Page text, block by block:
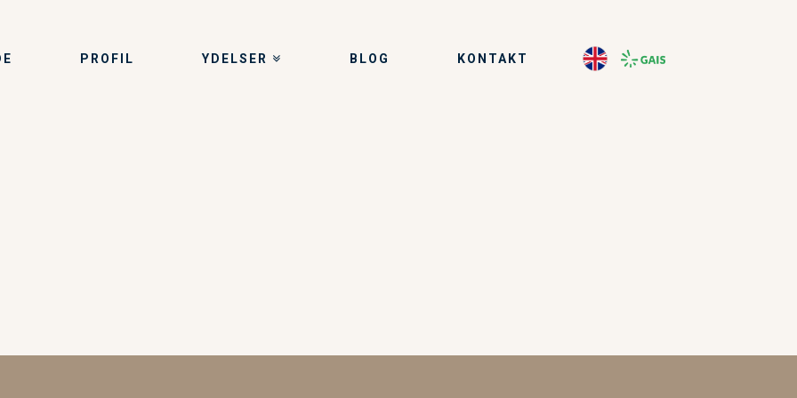
PROFIL YDELSER BLOG KONTAKT